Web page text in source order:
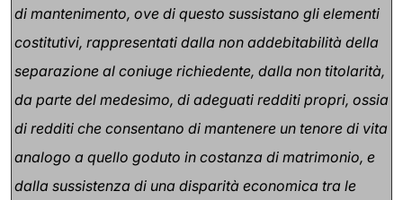
di mantenimento, ove di questo sussistano gli elementi
costitutivi, rappresentati dalla non addebitabilità della
separazione al coniuge richiedente, dalla non titolarità,
da parte del medesimo, di adeguati redditi propri, ossia
di redditi che consentano di mantenere un tenore di vita
analogo a quello goduto in costanza di matrimonio, e
dalla sussistenza di una disparità economica tra le